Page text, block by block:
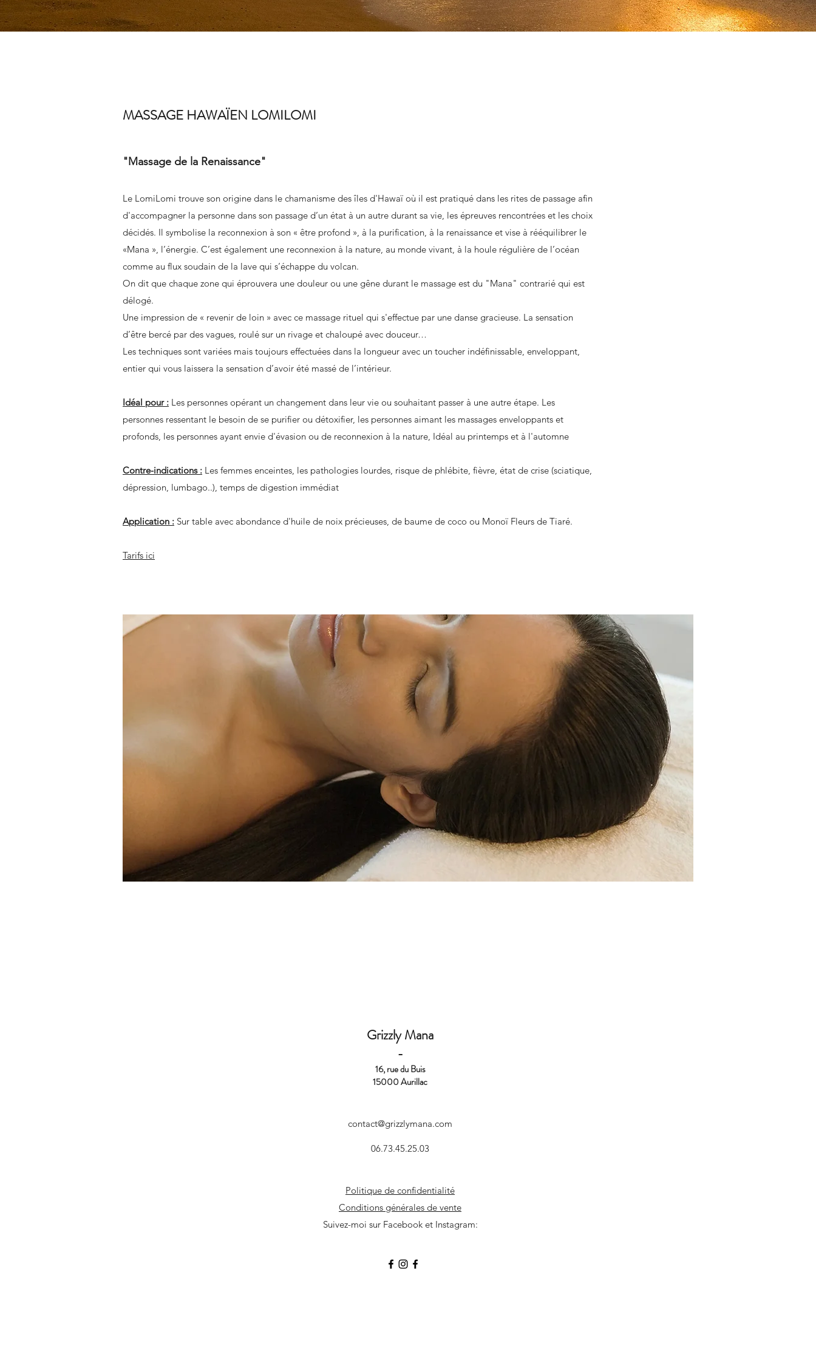
MASSAGE HAWAÏEN LOMILOMI
"Massage de la Renaissance"
Le LomiLomi trouve son origine dans le chamanisme des îles d'Hawaï où il est pratiqué dans les rites de passage afin
d'accompagner la personne dans son passage d’un état à un autre durant sa vie, les épreuves rencontrées et les choix
décidés. Il symbolise la reconnexion à son « être profond », à la purification, à la renaissance et vise à rééquilibrer le
«Mana », l’énergie. C’est également une reconnexion à la nature, au monde vivant, à la houle régulière de l’océan
comme au flux soudain de la lave qui s’échappe du volcan.
On dit que chaque zone qui éprouvera une douleur ou une gêne durant le massage est du "Mana" contrarié qui est
délogé.
Une impression de « revenir de loin » avec ce massage rituel qui s'effectue par une danse gracieuse. La sensation
d’être bercé par des vagues, roulé sur un rivage et chaloupé avec douceur…
Les techniques sont variées mais toujours effectuées dans la longueur avec un toucher indéfinissable, enveloppant,
entier qui vous laissera la sensation d’avoir été massé de l’intérieur.
Idéal pour : Les personnes opérant un changement dans leur vie ou souhaitant passer à une autre étape. Les
personnes ressentant le besoin de se purifier ou détoxifier, les personnes aimant les massages enveloppants et
profonds, les personnes ayant envie d'évasion ou de reconnexion à la nature, Idéal au printemps et à l'automne
Contre-indications : Les femmes enceintes, les pathologies lourdes, risque de phlébite, fièvre, état de crise (sciatique,
dépression, lumbago..), temps de digestion immédiat
Application : Sur table avec abondance d'huile de noix précieuses, de baume de coco ou Monoï Fleurs de Tiaré.
Tarifs ici
Grizzly Mana
-
16, rue du Buis
15000 Aurillac
contact@grizzlymana.com
06.73.45.25.03
Politique de confidentialité
Conditions générales de vente
Suivez-moi sur Facebook et Instagram: